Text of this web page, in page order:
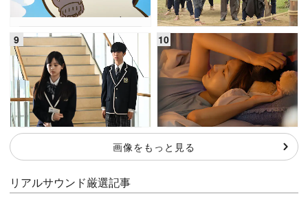
画像をもっと見る
リアルサウンド厳選記事